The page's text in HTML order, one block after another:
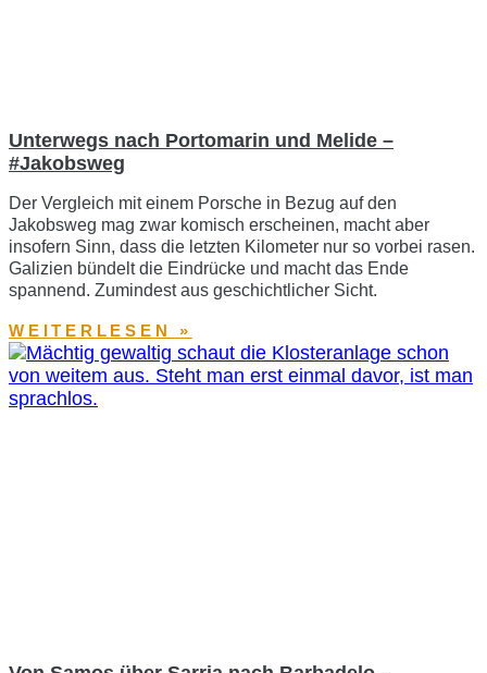
Unterwegs nach Portomarin und Melide –
#Jakobsweg
Der Vergleich mit einem Porsche in Bezug auf den
Jakobsweg mag zwar komisch erscheinen, macht aber
insofern Sinn, dass die letzten Kilometer nur so vorbei rasen.
Galizien bündelt die Eindrücke und macht das Ende
spannend. Zumindest aus geschichtlicher Sicht.
WEITERLESEN »